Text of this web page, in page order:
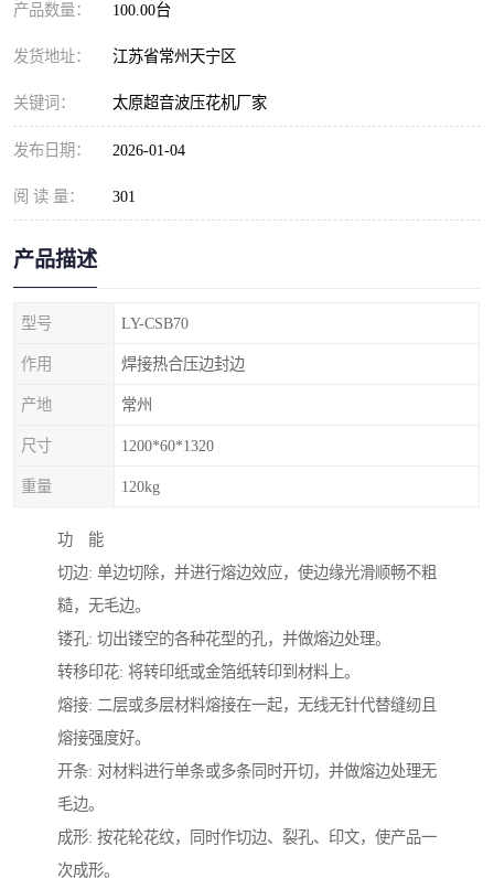
产品数量： 100.00台
发货地址： 江苏省常州天宁区
关键词： 太原超音波压花机厂家
发布日期： 2026-01-04
阅 读 量： 301
产品描述
型号 LY-CSB70
作用 焊接热合压边封边
产地 常州
尺寸 1200*60*1320
重量 120kg
功 能
切边: 单边切除，并进行熔边效应，使边缘光滑顺畅不粗
糙，无毛边。
镂孔: 切出镂空的各种花型的孔，并做熔边处理。
转移印花: 将转印纸或金箔纸转印到材料上。
熔接: 二层或多层材料熔接在一起，无线无针代替缝纫且
熔接强度好。
开条: 对材料进行单条或多条同时开切，并做熔边处理无
毛边。
成形: 按花轮花纹，同时作切边、裂孔、印文，使产品一
次成形。